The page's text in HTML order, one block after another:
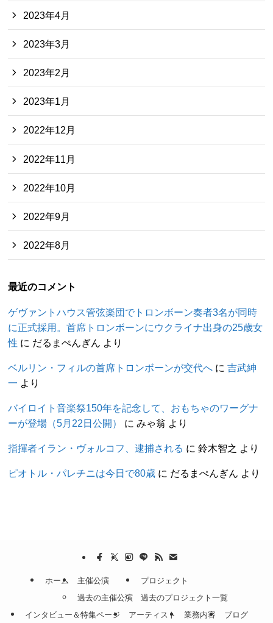
2023年4月
2023年3月
2023年2月
2023年1月
2022年12月
2022年11月
2022年10月
2022年9月
2022年8月
最近のコメント
ゲヴァントハウス管弦楽団でトロンボーン奏者3名が同時
に正式採用。首席トロンボーンにウクライナ出身の25歳女
性 に だるまぺんぎん より
ベルリン・フィルの首席トロンボーンが交代へ に吉武紳
一 より
バイロイト音楽祭150年を記念して、おもちゃのワーグナ
ーが登場（5月22日公開）
にみゃ翁 より
指揮者イラン・ヴォルコフ、逮捕される に鈴木智之 より
ピオトル・パレチニは今日で80歳 に だるまぺんぎん より
ホーム
主催公演
過去の主催公演
プロジェクト
過去のプロジェクト一覧
インタビュー＆特集ページ
アーティスト 業務内容 ブログ